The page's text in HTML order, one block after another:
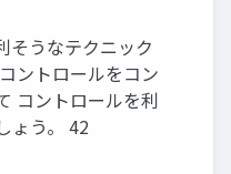
そうなテクニック
ントロールをコン
コントロールを利
ょう。 42